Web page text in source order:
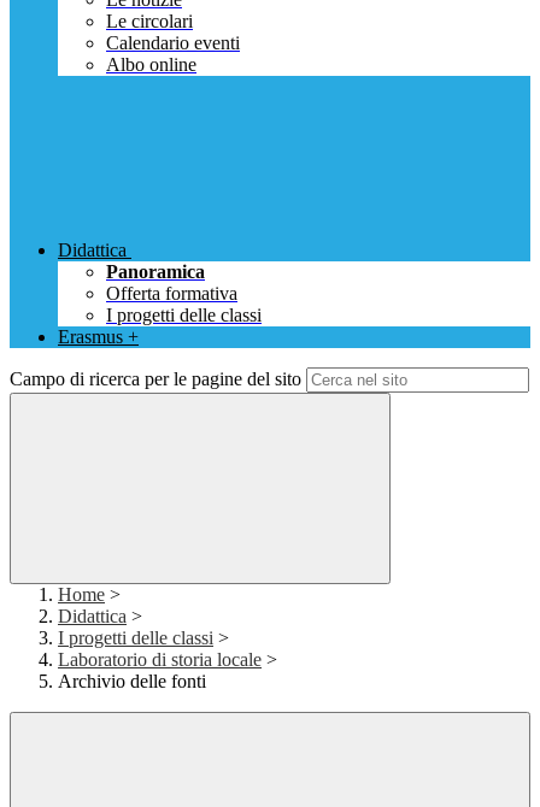
Le circolari
Calendario eventi
Albo online
Didattica
Panoramica
Offerta formativa
I progetti delle classi
Erasmus +
Campo di ricerca per le pagine del sito
Home >
Didattica >
I progetti delle classi >
Laboratorio di storia locale >
Archivio delle fonti